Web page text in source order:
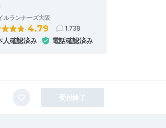
ルランナーズ大阪
4.79 1,738
人確認済み 電話確認済み
受付終了